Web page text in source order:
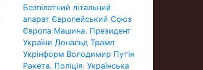
Безпілотний літальний
апарат Європейський Союз
Європа Машина. Президент
України Дональд Трамп
Укрінформ Володимир Путін
Ракета. Поліція. Українська